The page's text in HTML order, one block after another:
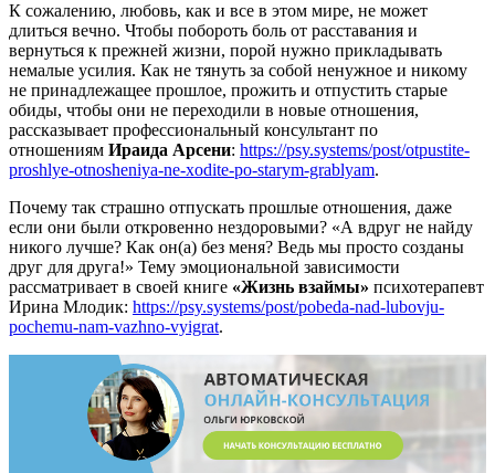
К сожалению, любовь, как и все в этом мире, не может
длиться вечно. Чтобы побороть боль от расставания и
вернуться к прежней жизни, порой нужно прикладывать
немалые усилия. Как не тянуть за собой ненужное и никому
не принадлежащее прошлое, прожить и отпустить старые
обиды, чтобы они не переходили в новые отношения,
рассказывает профессиональный консультант по
отношениям Ираида Арсени: https://psy.systems/post/otpustite-
proshlye-otnosheniya-ne-xodite-po-starym-grablyam.
Почему так страшно отпускать прошлые отношения, даже
если они были откровенно нездоровыми? «А вдруг не найду
никого лучше? Как он(а) без меня? Ведь мы просто созданы
друг для друга!» Тему эмоциональной зависимости
рассматривает в своей книге «Жизнь взаймы» психотерапевт
Ирина Млодик: https://psy.systems/post/pobeda-nad-lubovju-
pochemu-nam-vazhno-vyigrat.